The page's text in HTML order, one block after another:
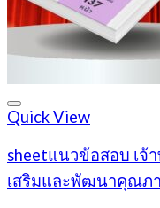
Quick View
sheetแนวข้อสอบ เจ้
เสริมและพัฒนาคุณภ